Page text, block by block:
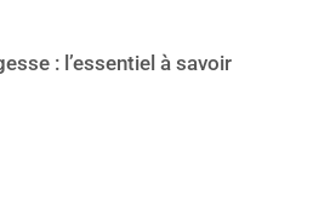
: l’essentiel à savoir